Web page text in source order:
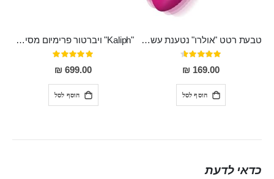
טבעת רטט "אולרו" נטענת עשויה סיליקון רפואי עם רטט חזק ומטריף חושים
דירוג:
91%
169.00 ₪
הוסף לסל
"Kaliph" ויברטור פרימיום מסיליקון רפואי , נטען, שקט במיוחד, מסתובב ומתפתל, שמנמן עם חדירה 14 סמ
דירוג:
100%
699.00 ₪
הוסף לסל
כדאי לדעת